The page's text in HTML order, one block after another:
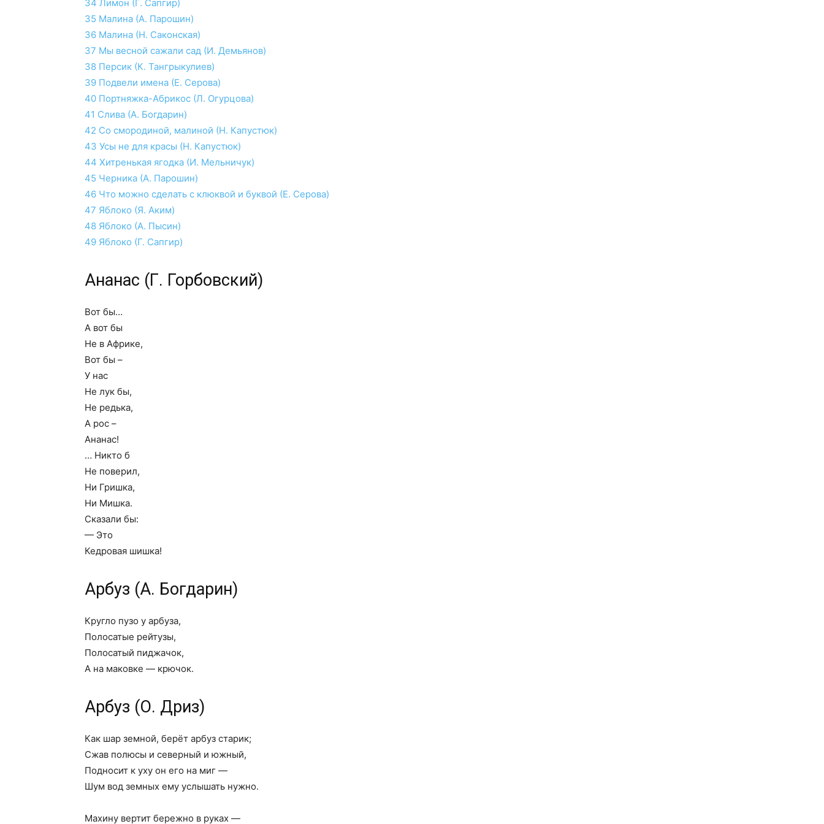
34 Лимон (Г. Сапгир)
35 Малина (А. Парошин)
36 Малина (Н. Саконская)
37 Мы весной сажали сад (И. Демьянов)
38 Персик (К. Тангрыкулиев)
39 Подвели имена (Е. Серова)
40 Портняжка-Абрикос (Л. Огурцова)
41 Слива (А. Богдарин)
42 Со смородиной, малиной (Н. Капустюк)
43 Усы не для красы (Н. Капустюк)
44 Хитренькая ягодка (И. Мельничук)
45 Черника (А. Парошин)
46 Что можно сделать с клюквой и буквой (Е. Серова)
47 Яблоко (Я. Аким)
48 Яблоко (А. Пысин)
49 Яблоко (Г. Сапгир)
Ананас (Г. Горбовский)
Вот бы…
А вот бы
Не в Африке,
Вот бы –
У нас
Не лук бы,
Не редька,
А рос –
Ананас!
… Никто б
Не поверил,
Ни Гришка,
Ни Мишка.
Сказали бы:
— Это
Кедровая шишка!
Арбуз (А. Богдарин)
Кругло пузо у арбуза,
Полосатые рейтузы,
Полосатый пиджачок,
А на маковке — крючок.
Арбуз (О. Дриз)
Как шар земной, берёт арбуз старик;
Сжав полюсы и северный и южный,
Подносит к уху он его на миг —
Шум вод земных ему услышать нужно.
Махину вертит бережно в руках —